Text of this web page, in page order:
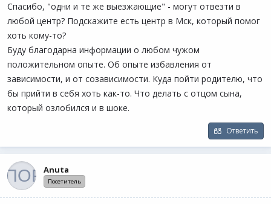
Спасибо, "одни и те же выезжающие" - могут отвезти в
любой центр? Подскажите есть центр в Мск, который помог
хоть кому-то?
Буду благодарна информации о любом чужом
положительном опыте. Об опыте избавления от
зависимости, и от созависимости. Куда пойти родителю, что
бы прийти в себя хоть как-то. Что делать с отцом сына,
который озлобился и в шоке.
Ответить
Anuta
Посетитель